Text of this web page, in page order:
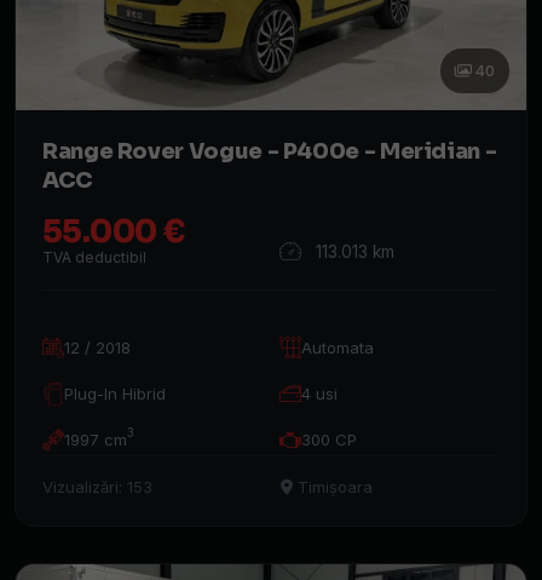
40
Range Rover Vogue - P400e - Meridian -
ACC
55.000 €
TVA deductibil 113.013 km
12 / 2018 Automata
Plug-In Hibrid 4 usi
1997 cm3 300 CP
Vizualizări: 153 Timișoara